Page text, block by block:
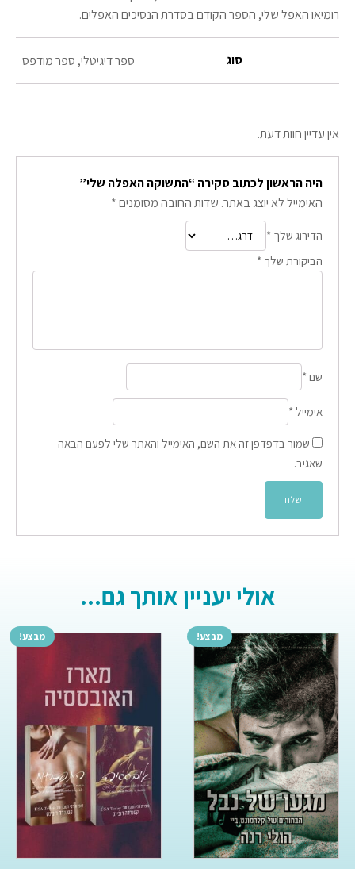
רומיאו האפל שלי, הספר הקודם בסדרת הנסיכים האפלים.
סוג ספר דיגיטלי, ספר מודפס
אין עדיין חוות דעת.
היה הראשון לכתוב סקירה “התשוקה האפלה שלי”
האימייל לא יוצג באתר. שדות החובה מסומנים*
הדירוג שלך *
הביקורת שלך *
שם *
אימייל *
שמור בדפדפן זה את השם, האימייל והאתר שלי לפעם הבאה
שאגיב.
אולי יעניין אותך גם...
מבצע! מבצע!